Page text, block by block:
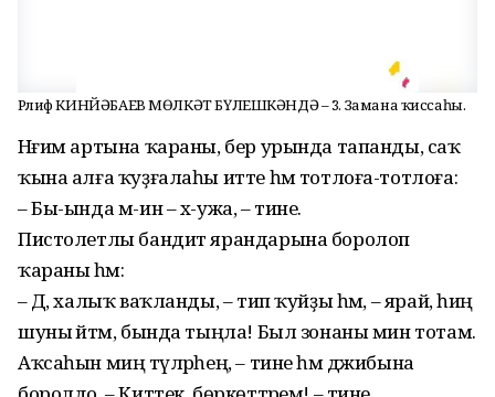
Рәлиф КИНЙӘБАЕВ МӨЛКӘТ БҮЛЕШКӘНДӘ – 3. Замана ҡиссаһы.
Нәғим артына ҡараны, бер урында тапанды, саҡ
ҡына алға ҡуҙғалаһы итте һәм тотлоға-тотлоға:
– Бы-ында м-ин – х-ужа, – тине.
Пистолетлы бандит ярандарына боролоп
ҡараны һәм:
– Дә, халыҡ ваҡланды, – тип ҡуйҙы һәм, – ярай, һиңә
шуны әйтәм, бында тыңла! Был зонаны мин тотам.
Аҡсаһын миңә түләрһең, – тине һәм джибына